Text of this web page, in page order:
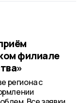
филиале
региона с